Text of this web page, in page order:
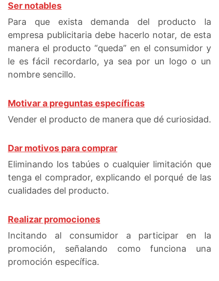
Ser notables
Para que exista demanda del producto la
empresa publicitaria debe hacerlo notar, de esta
manera el producto “queda” en el consumidor y
le es fácil recordarlo, ya sea por un logo o un
nombre sencillo.
Motivar a preguntas específicas
Vender el producto de manera que dé curiosidad.
Dar motivos para comprar
Eliminando los tabúes o cualquier limitación que
tenga el comprador, explicando el porqué de las
cualidades del producto.
Realizar promociones
Incitando al consumidor a participar en la
promoción, señalando como funciona una
promoción específica.